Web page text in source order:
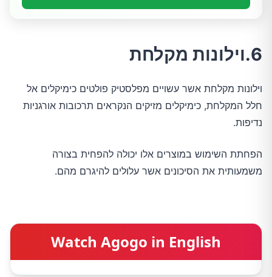
6.וילונות מקלחת
וילונות מקלחת אשר עשויים מפלסטיק פולטים כימיקלים אל
חלל המקלחת, כימיקלים מזיקים הנקראים תרכובות אורגניות
נדיפות.
הפחתת השימוש במוצרים אלו יכולה להפחית בצורה
משמעותית את הסיכונים אשר עלולים להיגרם מהם.
Watch Agogo in English